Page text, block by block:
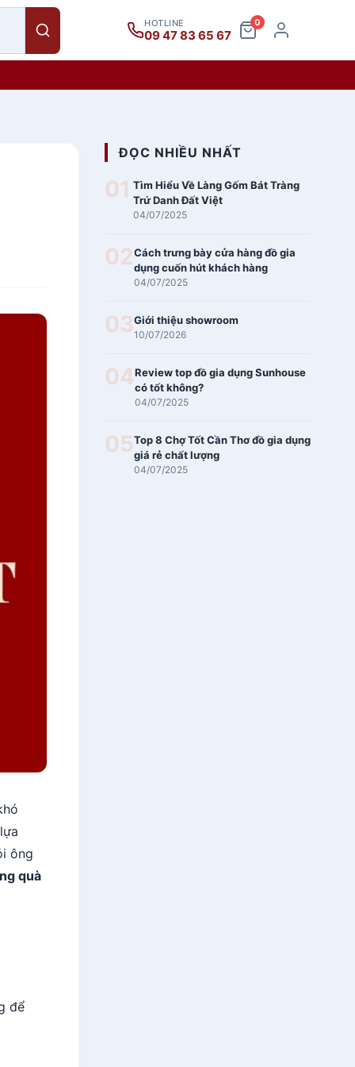
HOTLINE
09 47 83 65 67
0
ông
quà
để
ĐỌC NHIỀU NHẤT
01 Tìm Hiểu Về Làng Gốm Bát Tràng
Trứ Danh Đất Việt
04/07/2025
02Cách trưng bày cửa hàng đồ gia
dụng cuốn hút khách hàng
04/07/2025
03Giới thiệu showroom
10/07/2026
04Review top đồ gia dụng Sunhouse
có tốt không?
04/07/2025
05Top 8 Chợ Tốt Cần Thơ đồ gia dụng
giá rẻ chất lượng
04/07/2025